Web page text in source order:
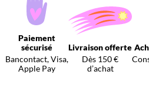
Paiement
sécurisé
Bancontact, Visa,
Apple Pay
Livraison offerte
Dès 150 €
d’achat